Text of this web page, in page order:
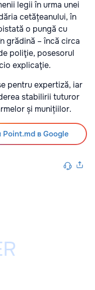
legii în urma unei
cetățeanului, în
o pungă cu
grădină – încă circa
poliţie, posesorul
explicaţie.
pentru expertiză, iar
stabilirii tuturor
și munițiilor.
Point.md в Google